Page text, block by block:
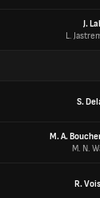
J.
L.
S.
M. A.
M. N.
R.